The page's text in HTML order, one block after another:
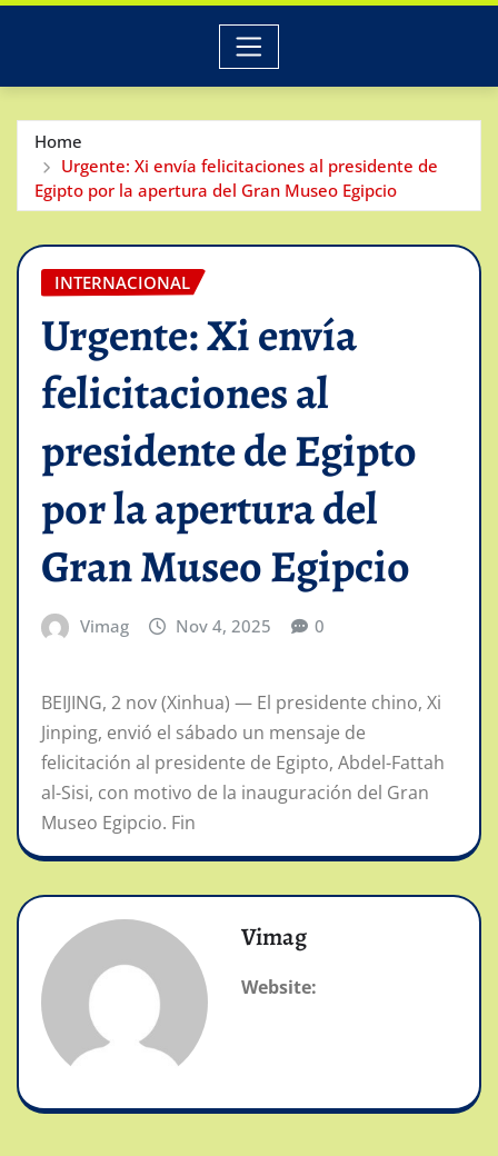
Home
Urgente: Xi envía felicitaciones al presidente de
Egipto por la apertura del Gran Museo Egipcio
INTERNACIONAL
Urgente: Xi envía
felicitaciones al
presidente de Egipto
por la apertura del
Gran Museo Egipcio
Vimag Nov 4, 2025 0
BEIJING, 2 nov (Xinhua) — El presidente chino, Xi
Jinping, envió el sábado un mensaje de
felicitación al presidente de Egipto, Abdel-Fattah
al-Sisi, con motivo de la inauguración del Gran
Museo Egipcio. Fin
Vimag
Website: